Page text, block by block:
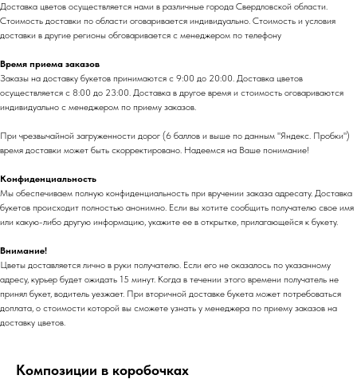
Доставка цветов осуществляется нами в различные города Свердловской области.
Стоимость доставки по области оговаривается индивидуально. Стоимость и условия
доставки в другие регионы обговаривается с менеджером по телефону
Время приема заказов
Заказы на доставку букетов принимаются с 9:00 до 20:00. Доставка цветов
осуществляется с 8:00 до 23:00. Доставка в другое время и стоимость оговариваются
индивидуально с менеджером по приему заказов.
При чрезвычайной загруженности дорог (6 баллов и выше по данным "Яндекс. Пробки")
время доставки может быть скорректировано. Надеемся на Ваше понимание!
Конфиденциальность
Мы обеспечиваем полную конфиденциальность при вручении заказа адресату. Доставка
букетов происходит полностью анонимно. Если вы хотите сообщить получателю свое имя
или какую-либо другую информацию, укажите ее в открытке, прилагающейся к букету.
Внимание!
Цветы доставляется лично в руки получателю. Если его не оказалось по указанному
адресу, курьер будет ожидать 15 минут. Когда в течении этого времени получатель не
принял букет, водитель уезжает. При вторичной доставке букета может потребоваться
доплата, о стоимости которой вы сможете узнать у менеджера по приему заказов на
доставку цветов.
Композиции в коробочках